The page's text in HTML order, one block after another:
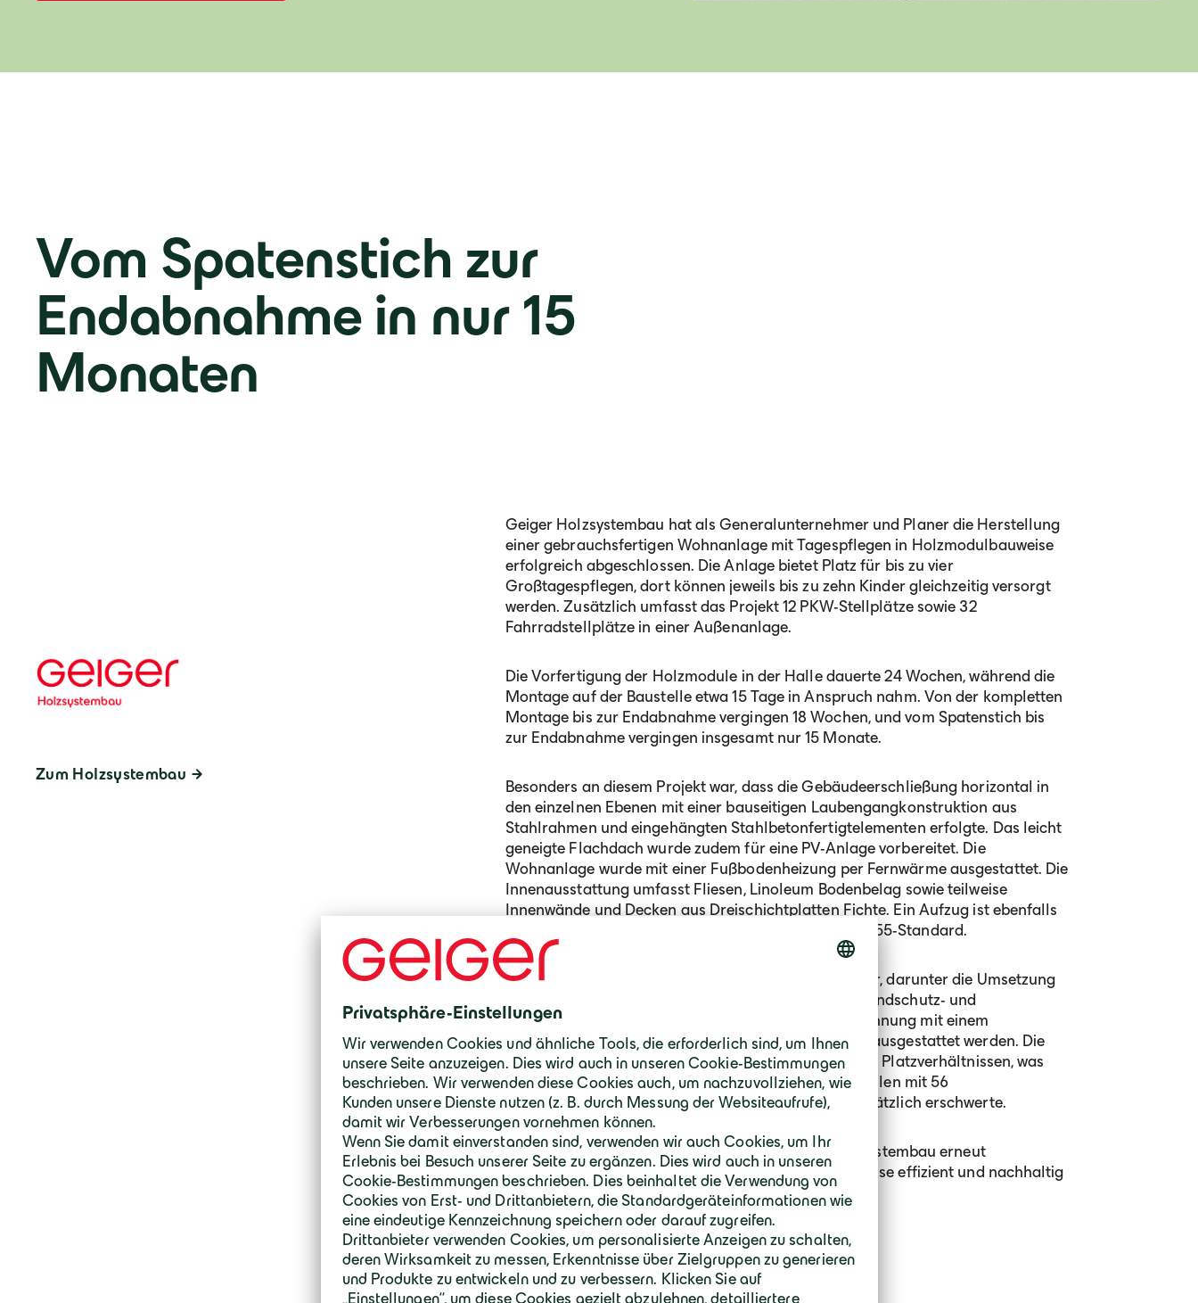
Vom Spatenstich zur
Endabnahme in nur 15
Monaten
Zum Holzsystembau
Geiger Holzsystembau hat als Generalunternehmer und Planer die Herstellung
einer gebrauchsfertigen Wohnanlage mit Tagespflegen in Holzmodulbauweise
erfolgreich abgeschlossen. Die Anlage bietet Platz für bis zu vier
Großtagespflegen, dort können jeweils bis zu zehn Kinder gleichzeitig versorgt
werden. Zusätzlich umfasst das Projekt 12 PKW-Stellplätze sowie 32
Fahrradstellplätze in einer Außenanlage.
Die Vorfertigung der Holzmodule in der Halle dauerte 24 Wochen, während die
Montage auf der Baustelle etwa 15 Tage in Anspruch nahm. Von der kompletten
Montage bis zur Endabnahme vergingen 18 Wochen, und vom Spatenstich bis
zur Endabnahme vergingen insgesamt nur 15 Monate.
Besonders an diesem Projekt war, dass die Gebäudeerschließung horizontal in
den einzelnen Ebenen mit einer bauseitigen Laubengangkonstruktion aus
Stahlrahmen und eingehängten Stahlbetonfertigtelementen erfolgte. Das leicht
geneigte Flachdach wurde zudem für eine PV-Anlage vorbereitet. Die
Wohnanlage wurde mit einer Fußbodenheizung per Fernwärme ausgestattet. Die
Innenausstattung umfasst Fliesen, Linoleum Bodenbelag sowie teilweise
Innenwände und Decken aus Dreischichtplatten Fichte. Ein Aufzug ist ebenfalls
vorhanden. Damit entspricht das Gebäude dem KFW55-Standard.
Das Projekt stellte besondere Herausforderungen dar, darunter die Umsetzung
des Modulbaus in Gebäudeklasse 4 mit erhöhten Brandschutz- und
Schallschutzanforderungen. Zudem musste jede Wohnung mit einem
Fernwärmeanschluss und einer Frischwasserstation ausgestattet werden. Die
Baustelle befand sich in einem Wohngebiet mit engen Platzverhältnissen, was
die Logistik und den Transport der fertigen Holzmodulen mit 56
Sondertransporten mit Überbreite und Überhöhe zusätzlich erschwerte.
Mit diesem fertiggestellten Projekt hat Geiger Holzsystembau erneut
eindrucksvoll gezeigt, wie moderne Holzmodulbauweise effizient und nachhaltig
umgesetzt werden kann.